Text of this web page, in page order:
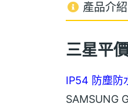
產品介紹
三星平
IP54 防塵防
SAMSUNG